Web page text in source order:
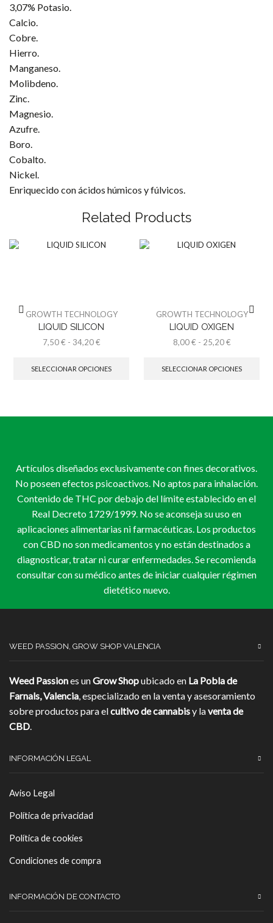
3,07% Potasio.
Calcio.
Cobre.
Hierro.
Manganeso.
Molibdeno.
Zinc.
Magnesio.
Azufre.
Boro.
Cobalto.
Nickel.
Enriquecido con ácidos húmicos y fúlvicos.
Related Products
GROWTH TECHNOLOGY
LIQUID SILICON
7,50€ - 34,20€Rango
precios:
SELECCIONAR OPCIONES
en
la
de
producto
GROWTH TECHNOLOGY
LIQUID OXIGEN
8,00€ - 25,20€Rango
precios:
SELECCIONAR OPCIONES
Artículos diseñados exclusivamente con fines decorativos.
No poseen efectos psicoactivos. No aptos para inhalación.
Contenido de THC por debajo del límite establecido en el
Real Decreto 1729/1999. No se aconseja su uso en
aplicaciones alimentarias ni farmacéuticas. Los productos
con CBD no son medicamentos y no están destinados a
diagnosticar, tratar ni curar enfermedades. Se recomienda
consultar con su médico antes de iniciar cualquier régimen
dietético nuevo.
WEED PASSION, GROW SHOP VALENCIA
Weed Passiones unGrow Shopubicado en La Pobla de
Farnals, Valencia , especializado en la venta y asesoramiento
sobre productos para elcultivo de cannabisy laventa de
CBD
INFORMACIÓN LEGAL
Aviso Legal
Política de privacidad
Política de cookies
Condiciones de compra
INFORMACIÓN DE CONTACTO